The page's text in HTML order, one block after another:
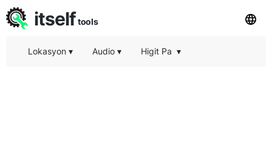
itselftools
Lokasyon ▾ Audio ▾ Higit Pa ▾